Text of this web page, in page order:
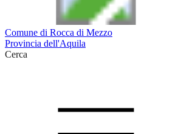
Comune di Rocca di Mezzo
Provincia dell'Aquila
Cerca